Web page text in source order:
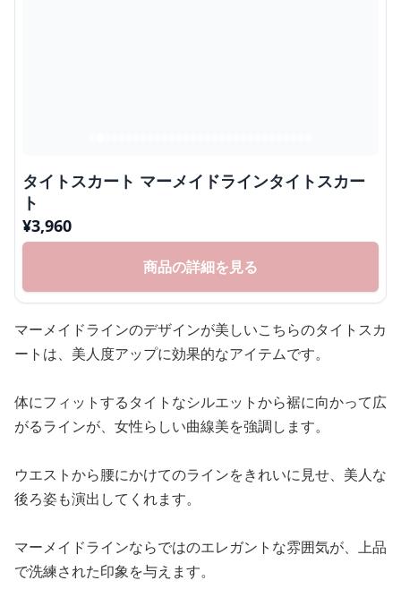
タイトスカート マーメイドラインタイトスカー
ト
¥3,960
商品の詳細を見る
マーメイドラインのデザインが美しいこちらのタイトスカ
ートは、美人度アップに効果的なアイテムです。
体にフィットするタイトなシルエットから裾に向かって広
がるラインが、女性らしい曲線美を強調します。
ウエストから腰にかけてのラインをきれいに見せ、美人な
後ろ姿も演出してくれます。
マーメイドラインならではのエレガントな雰囲気が、上品
で洗練された印象を与えます。